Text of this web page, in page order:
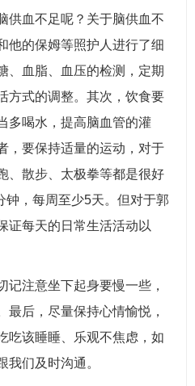
供血不足呢？关于脑供血不
他的保姆等照护人进行了细
、血脂、血压的检测，定期
方式的调整。其次，饮食要
多喝水，提高脑血管的灌
，要保持适量的运动，对于
、散步、太极拳等都是很好
钟，每周至少5天。但对于郭
证每天的日常生活活动以
记注意坐下起身要慢一些，
最后，尽量保持心情愉悦，
吃该睡睡、乐观不焦虑，如
我们及时沟通。